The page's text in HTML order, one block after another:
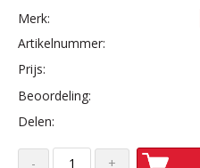
Merk:
Artikelnummer:
Prijs:
Beoordeling:
Delen: